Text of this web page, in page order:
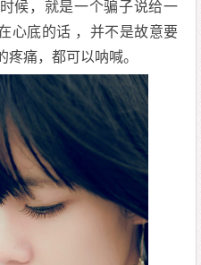
候，就是一个骗子说给一
心底的话 ，并不是故意要
痛，都可以呐喊。